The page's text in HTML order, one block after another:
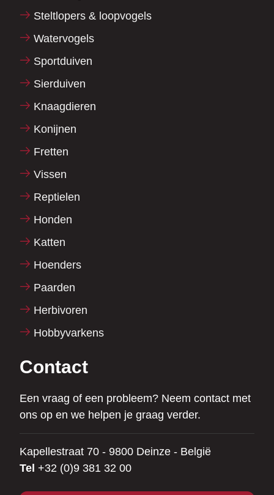
Steltlopers & loopvogels
Watervogels
Sportduiven
Sierduiven
Knaagdieren
Konijnen
Fretten
Vissen
Reptielen
Honden
Katten
Hoenders
Paarden
Herbivoren
Hobbyvarkens
Contact
Een vraag of een probleem? Neem contact met
ons op en we helpen je graag verder.
Kapellestraat 70 - 9800 Deinze - België
Tel +32 (0)9 381 32 00